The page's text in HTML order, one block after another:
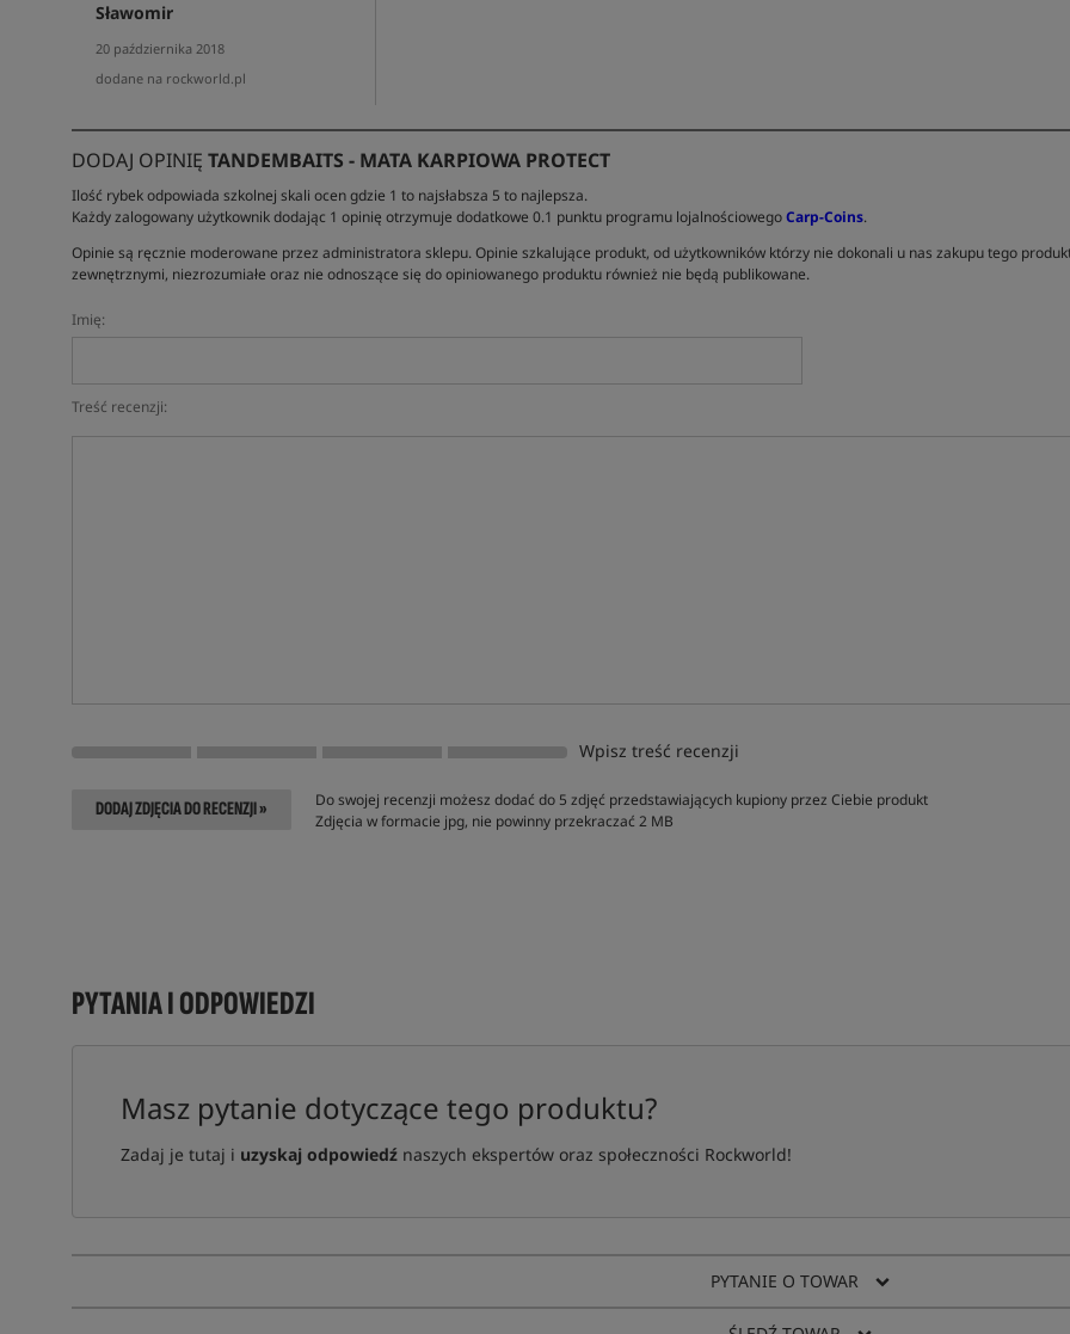
Sławomir
20 października 2018
dodane na rockworld.pl
DODAJ OPINIĘ TANDEMBAITS - MATA KARPIOWA PROTECT
Ilość rybek odpowiada szkolnej skali ocen gdzie 1 to najsłabsza 5 to najlepsza.
Każdy zalogowany użytkownik dodając 1 opinię otrzymuje dodatkowe 0.1 punktu programu lojalnościowegoCarp-Coins.
Opinie są ręcznie moderowane przez administratora sklepu. Opinie szkalujące produkt, od użytkowników którzy nie dokonali u nas zakupu tego
zewnętrznymi, niezrozumiałe oraz nie odnoszące się do opiniowanego produktu również nie będą publikowane.
Imię:
Treść recenzji:
Wpisz treść recenzji
DODAJ ZDJĘCIA DO RECENZJI »
Do swojej recenzji możesz dodać do 5 zdjęć przedstawiających kupiony przez Ciebie produkt
Zdjęcia w formacie jpg, nie powinny przekraczać 2 MB
PYTANIA I ODPOWIEDZI
Masz pytanie dotyczące tego produktu?
Zadaj je tutaj i uzyskaj odpowiedźnaszych ekspertów oraz społeczności Rockworld!
PYTANIE O TOWAR